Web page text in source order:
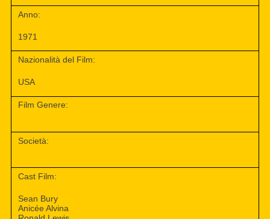
Anno:
1971
Nazionalità del Film:
USA
Film Genere:
Società:
Cast Film:
Sean Bury
Anicée Alvina